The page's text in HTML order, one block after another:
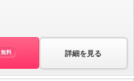
詳細を見る
無料